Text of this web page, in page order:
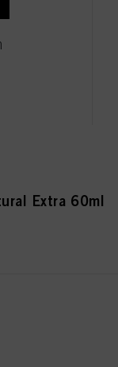
Extra 60ml
zijn om u deze website